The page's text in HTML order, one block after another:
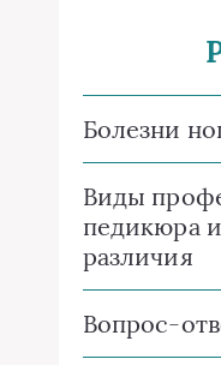
Болезни
Виды
педикюра
различия
Вопрос-